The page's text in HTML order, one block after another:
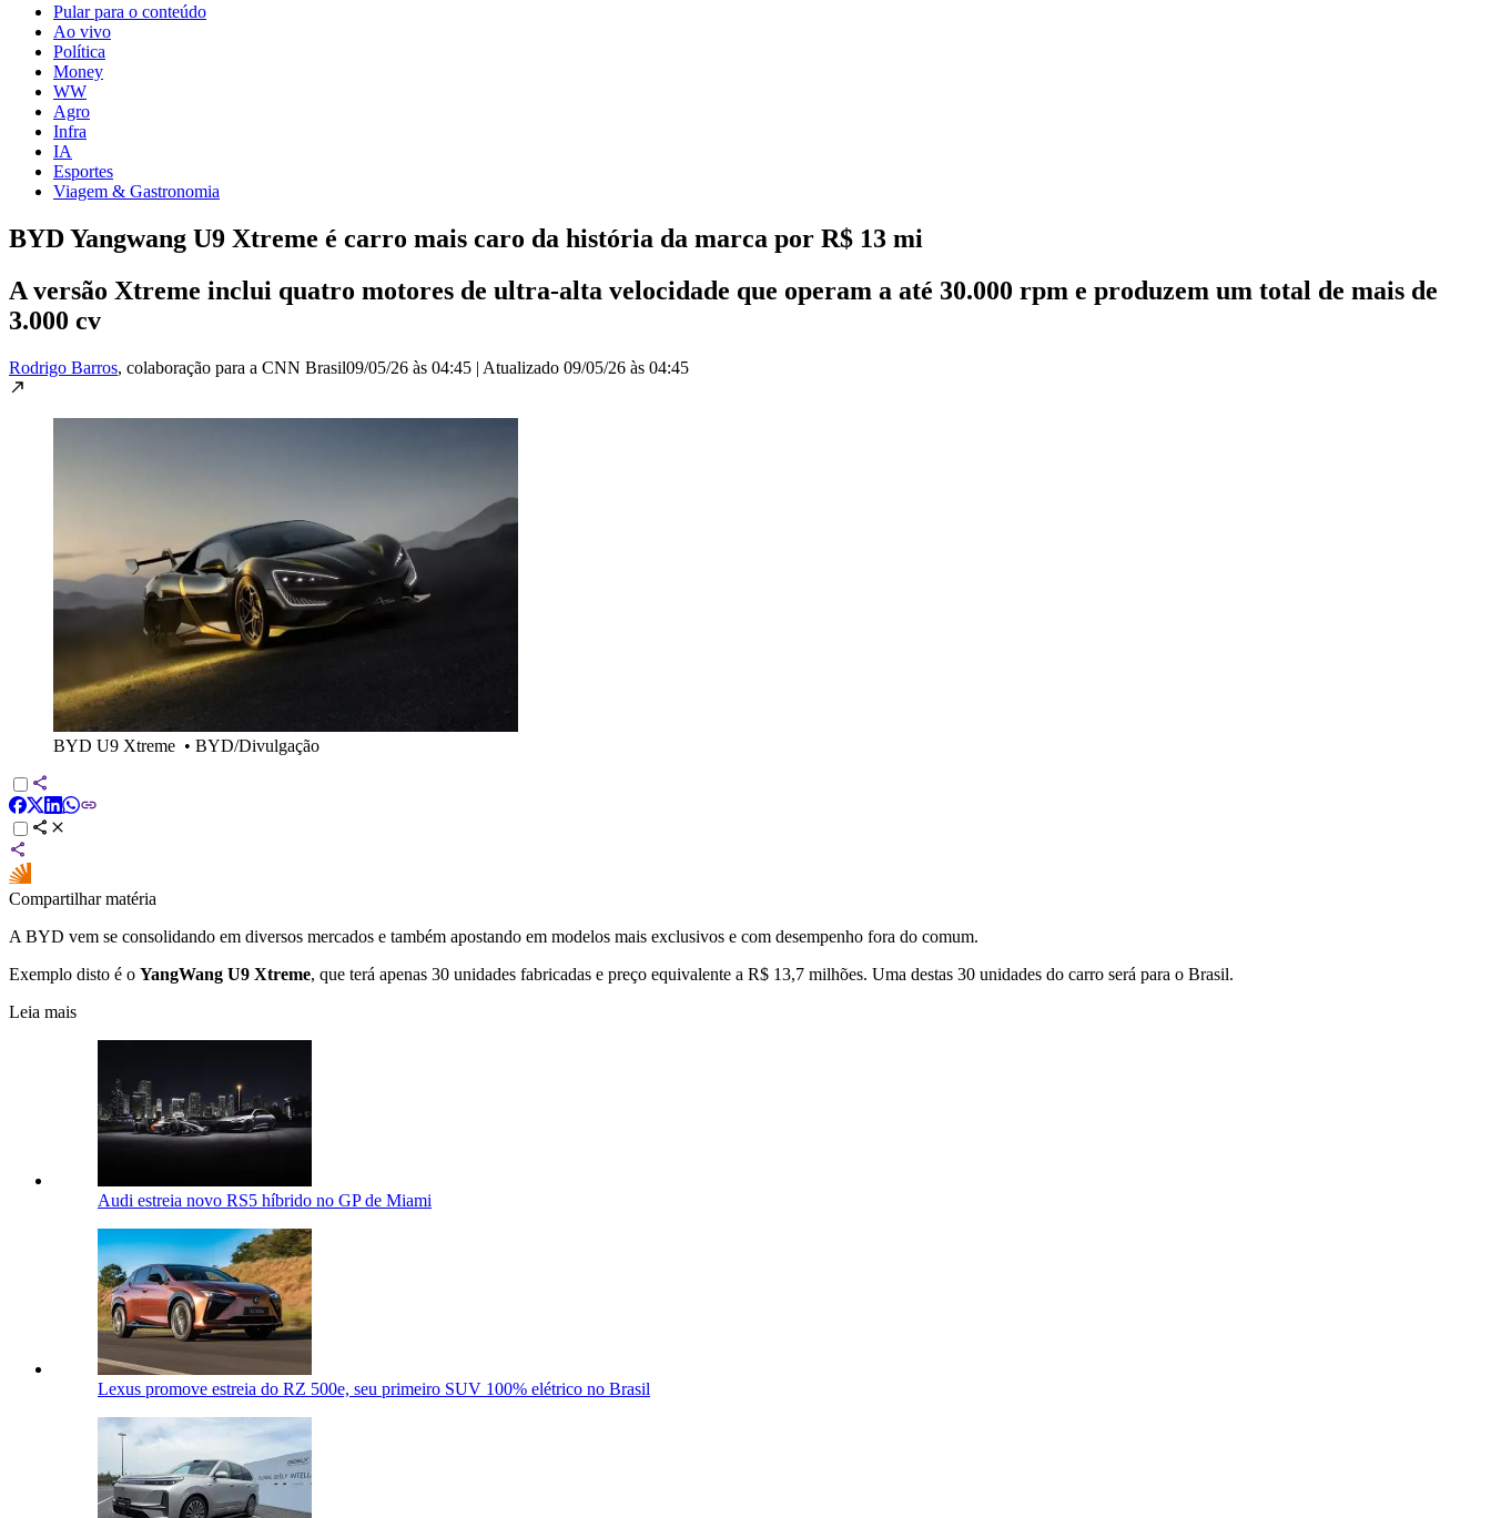
Pular para o conteúdo
Ao vivo
Política
Money
WW
Agro
Infra
IA
Esportes
Viagem & Gastronomia
BYD Yangwang U9 Xtreme é carro mais caro da história da marca por R$ 13 mi
A versão Xtreme inclui quatro motores de ultra-alta velocidade que operam a até 30.000 rpm e produzem um total de mais de
3.000 cv
Rodrigo Barros, colaboração para a CNN Brasil09/05/26 às 04:45 | Atualizado 09/05/26 às 04:45
BYD U9 Xtreme • BYD/Divulgação
Compartilhar matéria
A BYD vem se consolidando em diversos mercados e também apostando em modelos mais exclusivos e com desempenho fora do comum.
Exemplo disto é o YangWang U9 Xtreme, que terá apenas 30 unidades fabricadas e preço equivalente a R$ 13,7 milhões. Uma destas 30 unidades do carro será para o Brasil.
Leia mais
Audi estreia novo RS5 híbrido no GP de Miami
Lexus promove estreia do RZ 500e, seu primeiro SUV 100% elétrico no Brasil